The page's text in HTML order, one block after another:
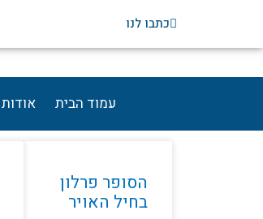
כתבו לנו
עמוד הבית אודות
הסופר פרלון
בחיל האויר